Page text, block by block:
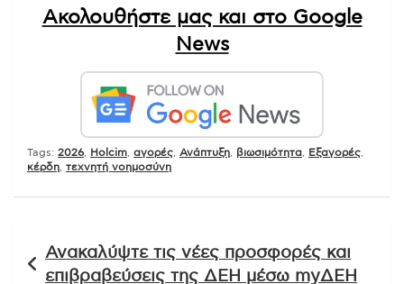
Ακολουθήστε μας και στο Google
News
Tags: 2026, Holcim αγορές Ανάπτυξη βιωσιμότητα Εξαγορές
κέρδη τεχνητή νοημοσύνη
άρθρων
Ανακαλύψτε τις νέες προσφορές και
επιβραβεύσεις της ΔΕΗ μέσω myΔΕΗ